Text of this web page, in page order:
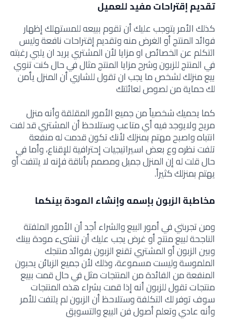
تقديم إقتراحات مفيد للعميل
كذلك الأمر يتوجب عليك أن تقوم ببيعه للمستهلك إظهار
فوائد المنتج أو الغرض منه وتقديم إقتراحات نافعة وليس
التكلم عن الخصائص او مزايا لأن المشتري يريد ان يلبي رغبته
في المنتج للزبون وشرح مزايا المنتج مثال في حال كنت تنوي
بيع منزلك لشخص ما يجب ان تقول للشاري أن المنزل يأمن
لك حماية من لصوص لعائلتك
كما يحميك شخصياً من جميع الأمور المقلقة وأنه منزل
مريح ولايوجد فيه أي متاعب وستلاحظ أن المشتري قد لفت
انتباه واصبح مهتم بمنزلك لأنك تكون قدمت له منفعة
تلفت نظره وع بعضاسيراتيجيات إحترافية للإقناع، وأما في
حال قلت له إن المنزل جميل ومصمم بأناقة فإنه لا يلتفت أو
يهتم بمنزلك كثيراً.
مخاطبة الزبون بإسمه وإنشاء المودة بينكما
ومن تجربتي في أمور البيع والشراء أجد أن الأمور الملفتة
الناجحة لبيع منتج أو غرض يجب عليك أن تنشىء مودة بينك
وبين الزبون أو المشتري تقنع الزبون بفوائد منتجك
الملموسة وليست مسموعة، وذلك لأن جميع الزبائن يحبون
المنفعة من الفائدة من المنتجات مثل في حال قمت ببيع
منتجات تقول للزبون أنه إذا قمت بشراء هذه المنتجات
سوف توفر لك التكلفة وستلاحظ أن الزبون لم يلتفت للأمر
وأنه عادي وتعلم أصول فن البيع والتسويق